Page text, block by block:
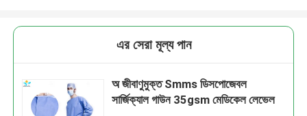
এর সেরা মূল্য পান
অ জীবাণুমুক্ত Smms ডিসপোজেবল
সার্জিক্যাল গাউন 35gsm মেডিকেল লেভেল